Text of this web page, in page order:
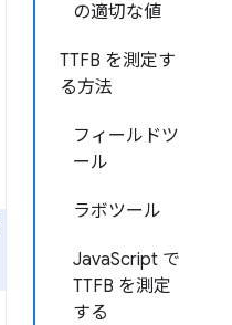
の適切な値
TTFB を測定す
る方法
フィールドツ
ール
ラボツール
JavaScript で
TTFB を測定
する